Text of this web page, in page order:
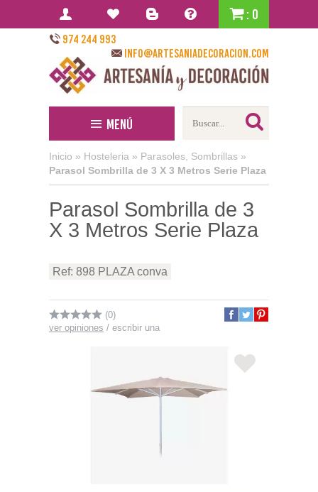
: 0
974 244 993
info@artesaniadecoracion.com
Menú
Inicio » Hosteleria » Parasoles, Sombrillas »
Parasol Sombrilla de 3 X 3 Metros Serie Plaza
Parasol Sombrilla de 3
X 3 Metros Serie Plaza
Ref: 898 PLAZA conva
(0)
ver opiniones / escribir una